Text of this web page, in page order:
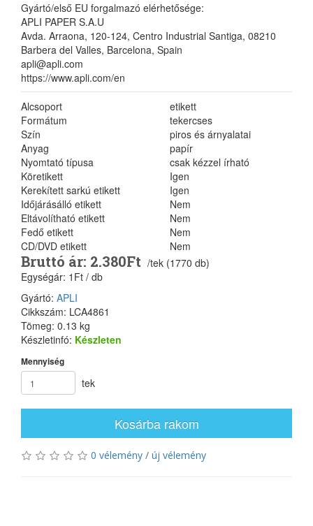
Gyártó/első EU forgalmazó elérhetősége:
APLI PAPER S.A.U
Avda. Arraona, 120-124, Centro Industrial Santiga, 08210
Barbera del Valles, Barcelona, Spain
apli@apli.com
https://www.apli.com/en
Alcsoport
etikett
Formátum
tekercses
Szín
piros és árnyalatai
Anyag
papír
Nyomtató típusa
csak kézzel írható
Köretikett
Igen
Kerekített sarkú etikett
Igen
Időjárásálló etikett
Nem
Eltávolítható etikett
Nem
Fedő etikett
Nem
CD/DVD etikett
Nem
Bruttó ár: 2.380Ft /tek (1770 db)
Egységár: 1Ft / db
Gyártó: APLI
Cikkszám: LCA4861
Tömeg: 0.13 kg
Készletinfó: Készleten
Mennyiség
tek
Kosárba rakom
0 vélemény / új vélemény